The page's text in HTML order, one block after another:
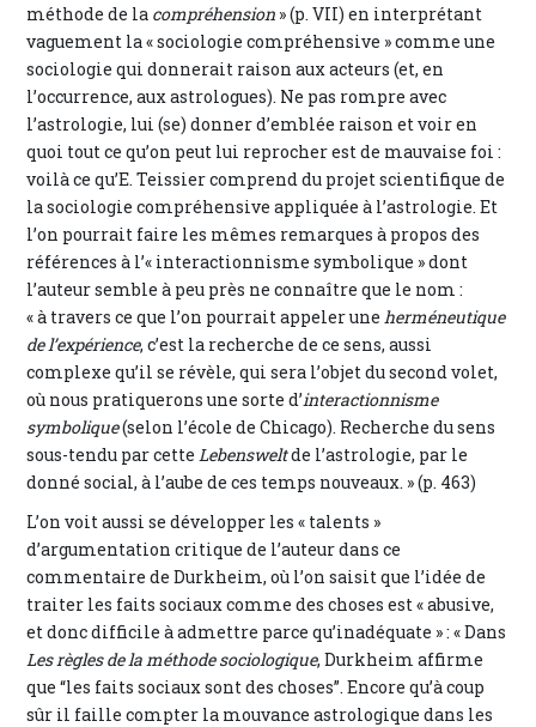
méthode de la compréhension » (p. VII) en interprétant
vaguement la « sociologie compréhensive » comme une
sociologie qui donnerait raison aux acteurs (et, en
l’occurrence, aux astrologues). Ne pas rompre avec
l’astrologie, lui (se) donner d’emblée raison et voir en
quoi tout ce qu’on peut lui reprocher est de mauvaise foi :
voilà ce qu’E. Teissier comprend du projet scientifique de
la sociologie compréhensive appliquée à l’astrologie. Et
l’on pourrait faire les mêmes remarques à propos des
références à l’« interactionnisme symbolique » dont
l’auteur semble à peu près ne connaître que le nom :
« à travers ce que l’on pourrait appeler une herméneutique
de l’expérience, c’est la recherche de ce sens, aussi
complexe qu’il se révèle, qui sera l’objet du second volet,
où nous pratiquerons une sorte d’interactionnisme
symbolique(selon l’école de Chicago). Recherche du sens
sous-tendu par cette Lebensweltde l’astrologie, par le
donné social, à l’aube de ces temps nouveaux. » (p. 463)
L’on voit aussi se développer les « talents »
d’argumentation critique de l’auteur dans ce
commentaire de Durkheim, où l’on saisit que l’idée de
traiter les faits sociaux comme des choses est « abusive,
et donc difficile à admettre parce qu’inadéquate » : « Dans
Les règles de la méthode sociologique, Durkheim affirme
que “les faits sociaux sont des choses”. Encore qu’à coup
sûr il faille compter la mouvance astrologique dans les